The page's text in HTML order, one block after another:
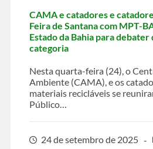
CAMA e catadores e
Feira de Santana com MPT-
Estado da Bahia para debater
categoria
Nesta quarta-feira (24), o
Ambiente (CAMA), e os
materiais recicláveis se
Público…
24 de setembro de 2025